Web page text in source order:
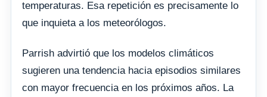
temperaturas. Esa repetición es precisamente lo
que inquieta a los meteorólogos.
Parrish advirtió que los modelos climáticos
sugieren una tendencia hacia episodios similares
con mayor frecuencia en los próximos años. La